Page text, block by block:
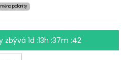
polarity
zbývá1d :13h :37m :41